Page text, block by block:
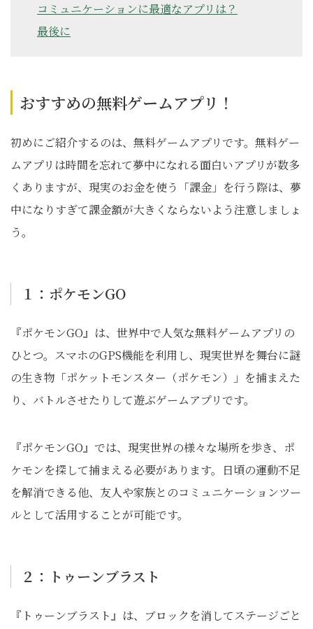
コミュニケーションに最適なアプリは？
最後に
おすすめの無料ゲームアプリ！
初めにご紹介するのは、無料ゲームアプリです。無料ゲー
ムアプリは時間を忘れて夢中になれる面白いアプリが数多
くありますが、現実のお金を使う「課金」を行う際は、夢
中になりすぎて課金額が大きくならないよう注意しましょ
う。
１：ポケモンGO
『ポケモンGO』は、世界中で人気な無料ゲームアプリの
ひとつ。スマホのGPS機能を利用し、現実世界を舞台に謎
の生き物「ポケットモンスター（ポケモン）」を捕まえた
り、バトルさせたりして遊ぶゲームアプリです。
『ポケモンGO』では、現実世界の様々な場所を歩き、ポ
ケモンを探して捕まえる必要があります。日頃の運動不足
を解消できる他、友人や家族とのコミュニケーションツー
ルとして活用することが可能です。
２：トゥーンブラスト
『トゥーンブラスト』は、ブロックを消してステージごと